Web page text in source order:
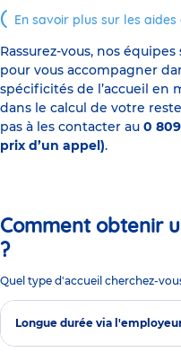
En savoir plus sur les aides
Rassurez-vous, nos
pour vous accompagner
spécificités de l’accueil en
dans le calcul de votre
pas à les contacter au 0
prix d’un appel).
Comment obtenir
?
Quel type d'accueil cherchez-
Longue durée via